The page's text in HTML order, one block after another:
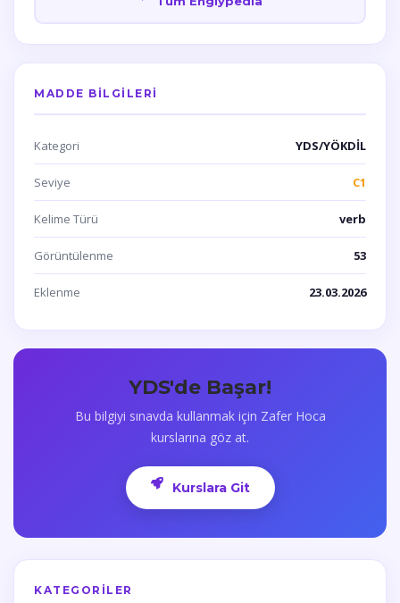
MADDE BILGILERI
Kategori YDS/YÖKDİL
Seviye C1
Kelime Türü verb
Görüntülenme 53
Eklenme 23.03.2026
YDS'de Başar!
Bu bilgiyi sınavda kullanmak için Zafer Hoca
kurslarına göz at.
Kurslara Git
KATEGORILER